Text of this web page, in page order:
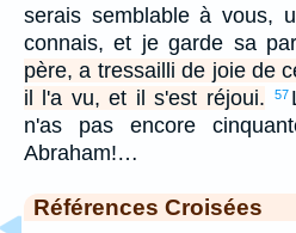
serais semblable à vous,
connais, et je garde sa
père, a tressailli de joie de
il l'a vu, et il s'est réjoui.
57
n'as pas encore
Abraham!…
Références Croisées